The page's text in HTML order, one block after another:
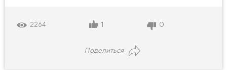
2264 1 0
Поделиться